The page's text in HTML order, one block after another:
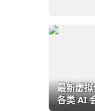
最新虚
各类 AI